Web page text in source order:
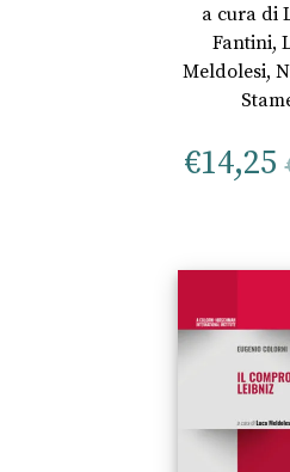
a cura di
Fantini,
Meldolesi,
€14,25